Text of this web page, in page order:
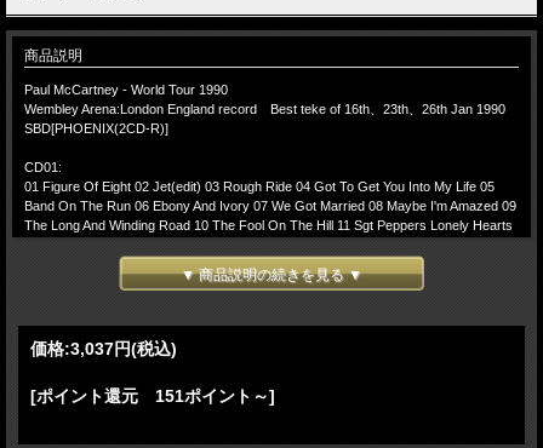
商品説明
Paul McCartney - World Tour 1990
Wembley Arena:London England record Best teke of 16th、23th、26th Jan 1990
SBD[PHOENIX(2CD-R)]
CD01:
01 Figure Of Eight 02 Jet(edit) 03 Rough Ride 04 Got To Get You Into My Life 05
Band On The Run 06 Ebony And Ivory 07 We Got Married 08 Maybe I'm Amazed 09
The Long And Winding Road 10 The Fool On The Hill 11 Sgt Peppers Lonely Hearts
We Said Today 16 Eleanor Rigby
05 Twenty Flight Rock 06 Coming Up 07 Let It Be 08 Ain't That A Shame 09 Live And
Let Die 10 Hey Jude
11 Yesterday 12 Get Back 13 Golden Slumbers 14 Carry That Weight 15 The
▼ 商品説明の続きを見る ▼
価格:3,037円(税込)
[ポイント還元 151ポイント～]